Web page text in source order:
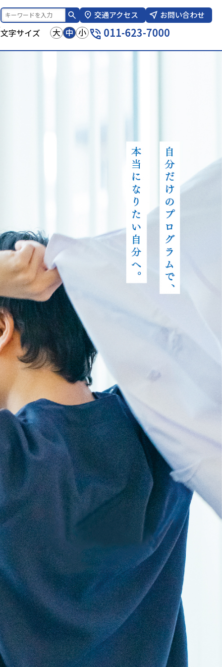
交通アクセス お問い合わせ
文字サイズ 大 中 小 011-623-7000